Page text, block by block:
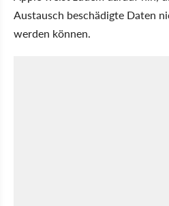
Austausch beschädigte Daten
werden können.